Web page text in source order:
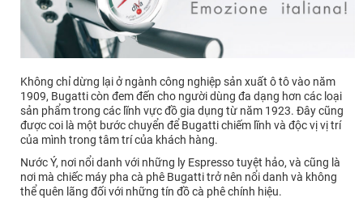
Không chỉ dừng lại ở ngành công nghiệp sản xuất ô tô vào năm
1909, Bugatti còn đem đến cho người dùng đa dạng hơn các loại
sản phẩm trong các lĩnh vực đồ gia dụng từ năm 1923. Đây cũng
được coi là một bước chuyển để Bugatti chiếm lĩnh và độc vị vị trí
của mình trong tâm trí của khách hàng.
Nước Ý, nơi nổi danh với những ly Espresso tuyệt hảo, và cũng là
nơi mà chiếc máy pha cà phê Bugatti trở nên nổi danh và không
thể quên lãng đối với những tín đồ cà phê chính hiệu.